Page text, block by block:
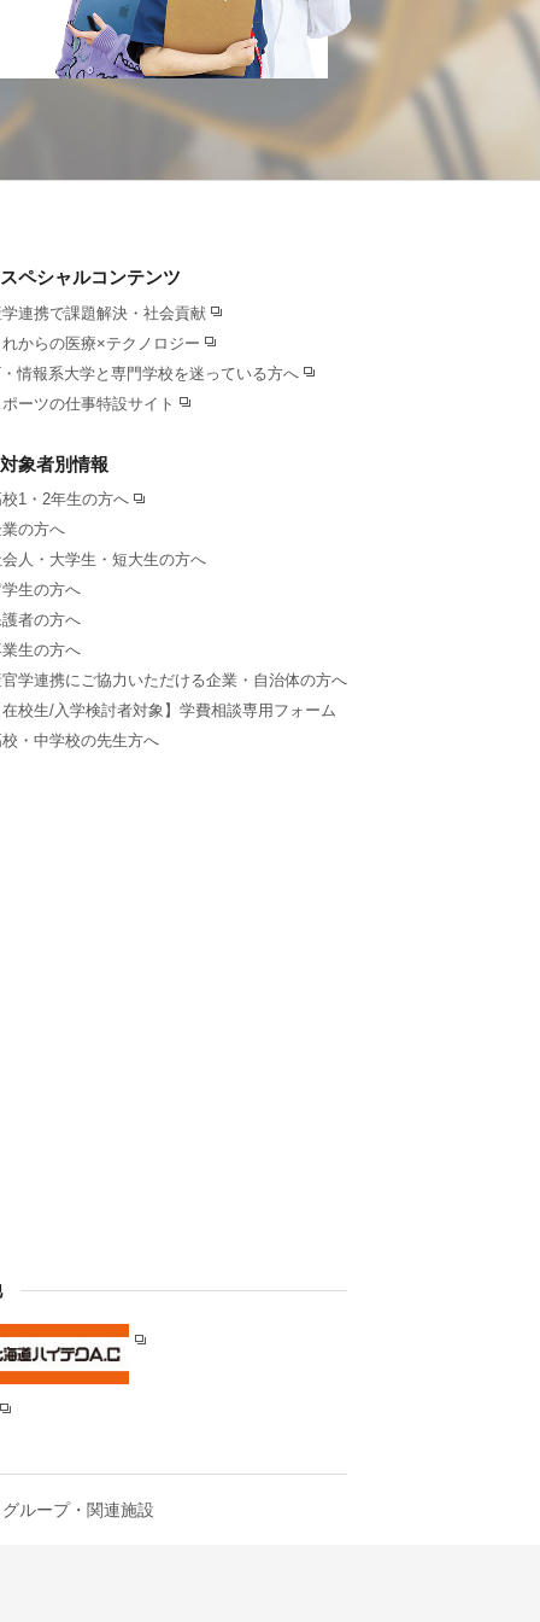
スペシャルコンテンツ
連携で課題解決・社会貢献
からの医療×テクノロジー
情報系大学と専門学校を迷っている方へ
ーツの仕事特設サイト
対象者別情報
1・2年生の方へ
の方へ
人・大学生・短大生の方へ
生の方へ
者の方へ
生の方へ
学連携にご協力いただける企業・自治体の方へ
校生/入学検討者対象】学費相談専用フォーム
・中学校の先生方へ
グループ・関連施設